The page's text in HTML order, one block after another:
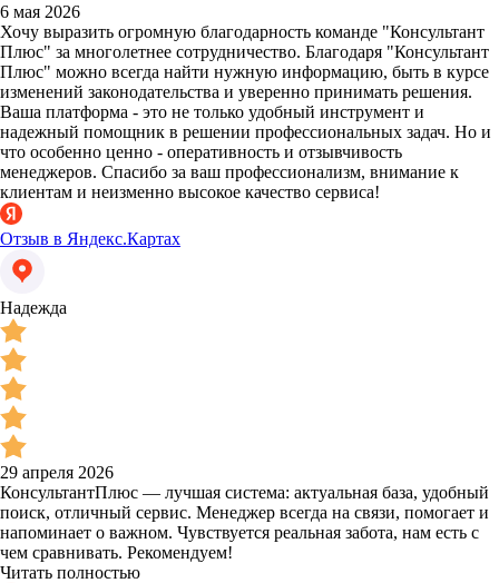
6 мая 2026
Хочу выразить огромную благодарность команде "Консультант
Плюс" за многолетнее сотрудничество. Благодаря "Консультант
Плюс" можно всегда найти нужную информацию, быть в курсе
изменений законодательства и уверенно принимать решения.
Ваша платформа - это не только удобный инструмент и
надежный помощник в решении профессиональных задач. Но и
что особенно ценно - оперативность и отзывчивость
менеджеров. Спасибо за ваш профессионализм, внимание к
клиентам и неизменно высокое качество сервиса!
Отзыв в Яндекс.Картах
Надежда
29 апреля 2026
КонсультантПлюс — лучшая система: актуальная база, удобный
поиск, отличный сервис. Менеджер всегда на связи, помогает и
напоминает о важном. Чувствуется реальная забота, нам есть с
чем сравнивать. Рекомендуем!
Читать полностью